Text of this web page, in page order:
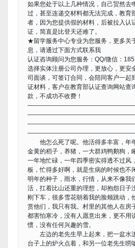
如果您处于以上几种情况，自己贸然去
过，甚至连递交材料都无法完成，教育
者，因为您提供假的材料，后被拉入认
证，简直是比登天还难了。
★留学服务中心专业为您服务，更多关
息，请通过下面方式联系我
认证咨询顾问为您服务：QQ/微信：
选择实体注册公司办理，更放心，更安
司面谈，可签订合同，会陪同客户一起
证材料，客户在教育部认证查询网站查
款，不成功不收费！
他怎么死了呢。他活得多丰富，年
金黄的稻子，养猪，一大群鸡鸭鹅狗，
一年地忙碌，一年四季密实得透不过风
板，忙得多好啊，就是生病的时候也不
明年的种子，雨水，行情，从来不像我
活，扛着比山还重的理想，却抱怨日子
刚下车，很多雪花朝着我的脸颊跳动，
赏他们，我只有我。村里的其他人在房
都害怕寒冷，没有人愿意出来，更不用
惯，没有任何兴趣的雪。
左边的老先生早上起来，把一盆水
台子上的炉火点着，和另一位老先生唠